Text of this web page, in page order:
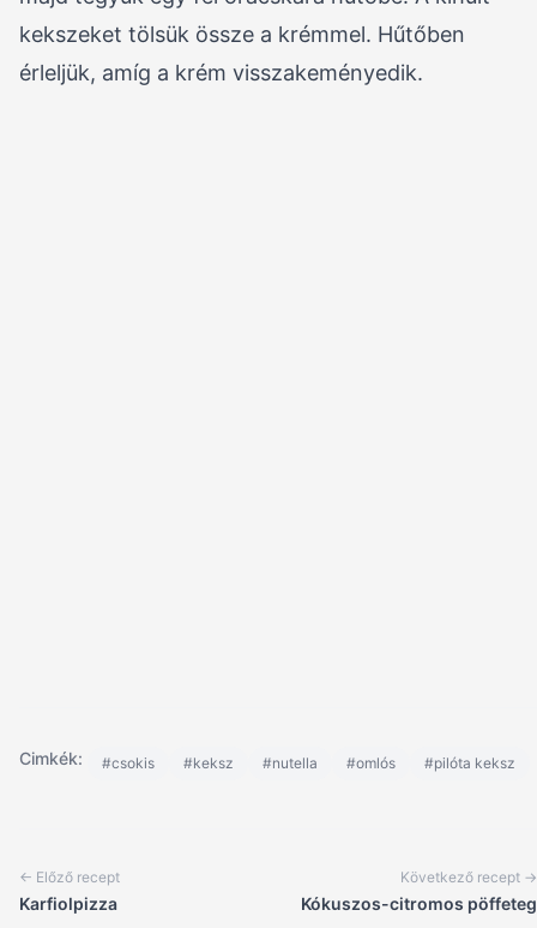
kekszeket tölsük össze a krémmel. Hűtőben
érleljük, amíg a krém visszakeményedik.
Cimkék: #csokis #keksz #nutella #omlós #pilóta keksz
← Előző recept
Karfiolpizza
Következő recept →
Kókuszos-citromos pöffeteg